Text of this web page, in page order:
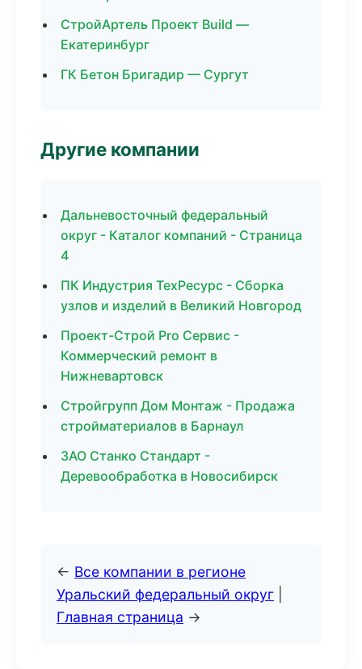
СтройАртель Проект Build —
Екатеринбург
ГК Бетон Бригадир — Сургут
Другие компании
Дальневосточный федеральный
округ - Каталог компаний - Страница
4
ПК Индустрия ТехРесурс - Сборка
узлов и изделий в Великий Новгород
Проект-Строй Pro Сервис -
Коммерческий ремонт в
Нижневартовск
Стройгрупп Дом Монтаж - Продажа
стройматериалов в Барнаул
ЗАО Станко Стандарт -
Деревообработка в Новосибирск
← Все компании в регионе
Уральский федеральный округ
Главная страница →